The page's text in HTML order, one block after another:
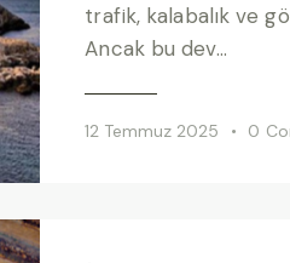
trafik, kalabalık ve
Ancak bu dev…
12 Temmuz 2025 0